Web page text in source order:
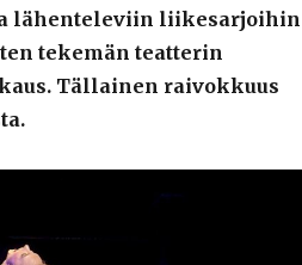
lähenteleviin liikesarjoihin
tekemän teatterin
Tällainen raivokkuus